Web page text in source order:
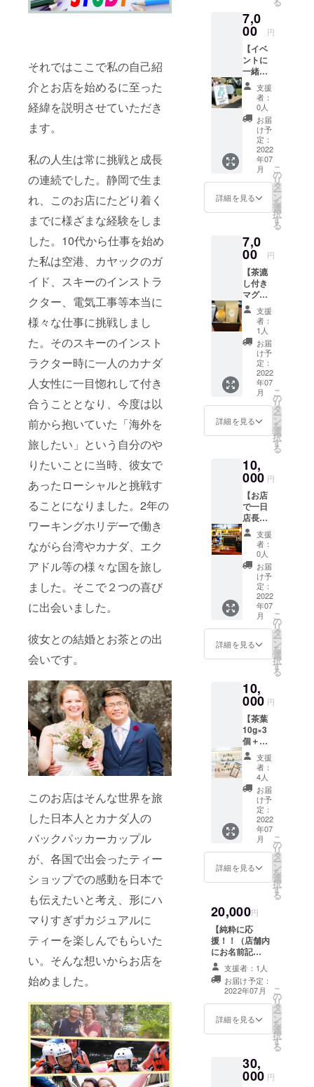
それではここで私の自己紹
介とお店を始めるに至った
経緯を説明させていただき
ます。
私の人生は常に挑戦と成長
の連続でした。静岡で生ま
れ、このお店にたどり着く
までに様ざまな経験をしま
した。10代から仕事を始め
た私は空港、カヤックのガ
イド、スキーのインストラ
クター、電気工事等本当に
様々な仕事に挑戦しまし
た。そのスキーのインスト
ラクター時に一人のカナダ
人女性に一目惚れして付き
合うこととなり、今度は以
前から抱いていた「海外を
旅したい」という自分のや
りたいことに当時、彼女で
あったローシャルと挑戦す
ることになりました。2年の
ワーキングホリデーで働き
ながら台湾やカナダ、エク
アドル等の様々な国を旅し
ました。そこで２つの喜び
に出会いました。
彼女との結婚とお茶との出
会いです。
このお店はそんな世界を旅
した日本人とカナダ人の
バックパッカーカップル
が、各国で出会ったティー
ショップでの感動を日本で
も伝えたいと考え、形にハ
マりすぎずカジュアルに
ティーを楽しんでもらいた
い。そんな想いからお店を
始めました。
及び添
加物等
の食品
表示は
お届け
商品の
ラベル
に表記
されま
す。
の商品
ライン
ナップ
が500円
以上で
すので
お得感
を味わ
えるチ
ケット
です。
※有効期
限2022
年7月〜
2022年
12月ま
で ※ス
などの
一部対
応して
いない
商品が
ござい
ますご
了承く
ださ
い。
7,0
00 円
【イベ
ントに
一緒に
参
加！！
（売り
子体
験）】
《内
容》
MEGUR
UTEAの
出店イ
ベント
に一緒
に参加
ただき
商品の
販売体
験をし
ていた
だくこ
とがで
きま
す。 主
に試飲
のご提
供や商
品のお
渡し等
を予定
してお
りま
畿圏内
でのイ
ベント
出店を
予定し
ており
ます。
（月平
均3回程
度） ※
改めて
詳細の
メール
をお送
りしま
すの
で、日
談させ
てくだ
さい。
※有効期
限2022
年7月〜
2022年
12月ま
支援
者：
0人
お届
け予
定：
2022
年07
月
詳細を見る
こ
の
リ
タ
ー
ン
を
選
択
す
る
7,0
00 円
【茶漉
し付き
マグ
カップ
１個＋
茶葉
10g×３
個＋お
手紙】
《内
容》 茶
漉し付
きの茶
器とお
好きな
茶葉３
心を込
めたお
手紙を
お送り
させて
いただ
きま
す。 ●
茶器 ・
数量：
１個 ・
商品サ
イズ：
一杯分
（約
250ml
） ・素
透明）
「お茶
を淹れ
てみた
いけど
淹れ方
がわか
らな
い」 そ
んな方
にうっ
てつけ
のリ
ターン
です。
茶葉を
計って
にお茶
を淹れ
ること
ができ
ます。
届いた
日から
お茶を
淹れる
ことが
できる
お手軽
です。
※お好き
な茶葉
支援
者：
1人
お届
け予
定：
2022
年07
月
詳細を見る
こ
の
リ
タ
ー
ン
を
選
択
す
る
10,
000 円
【お店
で一日
店長を
体験】
《内
容》
◯1日
MEGUR
UTEA店
長券
『いつ
かカ
フェで
働いて
みた
い』
フェの
店長っ
てどん
な仕事
をする
んだろ
う。』
『店長
と仕事
をして
みた
い』 そ
んな要
望を叶
えるリ
ターン
メ
一緒に1
日
MEGUR
UTEAを
運営す
ること
ができ
ます。
カフェ
がある
方なら
限り何
でも相
談にの
支援
者：
0人
お届
け予
定：
2022
年07
月
詳細を見る
こ
の
リ
タ
ー
ン
を
選
択
す
る
10,
000 円
【茶葉
10g×3
個＋
ティー
チケッ
ト10枚
（6,000
円相
当）＋
お手
紙】
《内
容》 お
好きな
茶葉を
３種類
ティー
チケッ
ト10枚
及び心
を込め
たお手
紙お送
りさせ
ていた
す。 ど
の茶葉
ほどお
送りす
支援
者：
4人
お届
け予
定：
2022
年07
月
詳細を見る
こ
の
リ
タ
ー
ン
を
選
択
す
る
20,000円
【純粋に応
援！！（店舗内
にお名前記
載）】 《内容》
・ただただ
MEGURU TEA
を応援したい
そんなありがた
い声を受けてで
込めたお礼のお
手紙をお送りし
支援者：1人
お届け予定：
2022年07月
詳細を見る
こ
の
リ
タ
ー
ン
を
選
択
す
る
30,
000 円